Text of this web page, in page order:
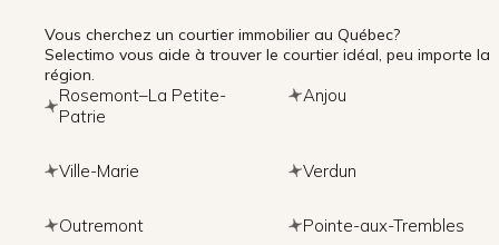
Vous cherchez un courtier immobilier au Québec?
Selectimo vous aide à trouver le courtier idéal, peu importe la
région.
Rosemont–La Petite-
Patrie
Anjou
Ville-Marie Verdun
Outremont Pointe-aux-Trembles